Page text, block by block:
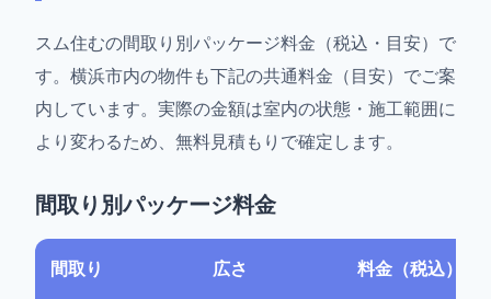
スム住むの間取り別パッケージ料金（税込・目安）で
す。横浜市内の物件も下記の共通料金（目安）でご案
内しています。実際の金額は室内の状態・施工範囲に
より変わるため、無料見積もりで確定します。
間取り別パッケージ料金
間取り 広さ 料金（税込）